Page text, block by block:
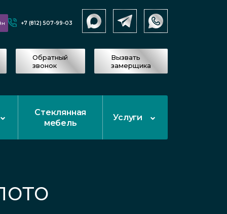
+7 (812) 507-99-03
Обратный
звонок
Вызвать
замерщика
Стеклянная
мебель
Услуги